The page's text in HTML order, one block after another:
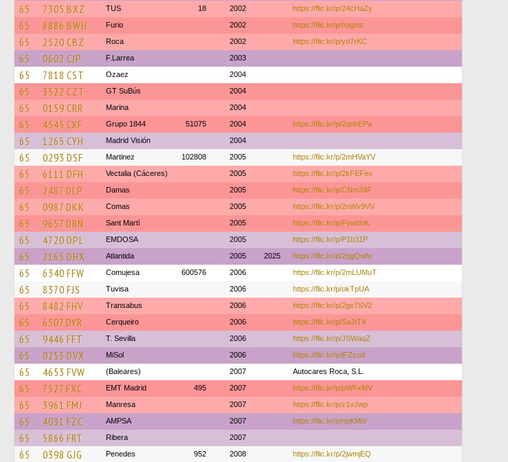
65 7305 BXZ TUS 18 2002 https://flic.kr/p/24cHaZy
65 8886 BWH Furio 2002 https://flic.kr/p/hagniz
65 2520 CBZ Roca 2002 https://flic.kr/p/yd7rKC
65 0602 CJP F.Larrea 2003
65 7818 CST Ozaez 2004
65 3522 CZT GT SuBús 2004
65 0159 CRR Marina 2004
65 4545 CXF Grupo 1844 51075 2004 https://flic.kr/p/2qnhEPa
65 1265 CYH Madrid Visión 2004
65 0293 DSF Martinez 102808 2005 https://flic.kr/p/2mHVaYV
65 6111 DFH Vectalia (Cáceres) 2005 https://flic.kr/p/2kFEFex
65 2487 DLP Damas 2005 https://flic.kr/p/CNm34F
65 0987 DKK Comas 2005 https://flic.kr/p/2nWv9VV
65 9657 DRN Sant Martì 2005 https://flic.kr/p/FywbhK
65 4720 DPL EMDOSA 2005 https://flic.kr/p/P1b31P
65 2165 DHX Atlantida 2005 2025 https://flic.kr/p/2qgQwfx
65 6340 FFW Comujesa 600576 2006 https://flic.kr/p/2mLUMuT
65 8370 FJS Tuvisa 2006 https://flic.kr/p/okTpUA
65 8482 FHV Transabus 2006 https://flic.kr/p/2gx7SV2
65 6507 DYR Cerqueiro 2006 https://flic.kr/p/SaJtT4
65 9446 FFT T. Sevilla 2006 https://flic.kr/p/JSWaqZ
65 0255 DVX MiSol 2006 https://flic.kr/p/jFZcod
65 4653 FVW (Baleares) 2007 Autocares Roca, S.L.
65 7527 FXC EMT Madrid 495 2007 https://flic.kr/p/pWFxMV
65 3961 FMJ Manresa 2007 https://flic.kr/p/z1vJwp
65 4031 FZC AMPSA 2007 https://flic.kr/p/npKMiV
65 5866 FRT Ribera 2007
65 0398 GJG Penedes 952 2008 https://flic.kr/p/2jwmjEQ